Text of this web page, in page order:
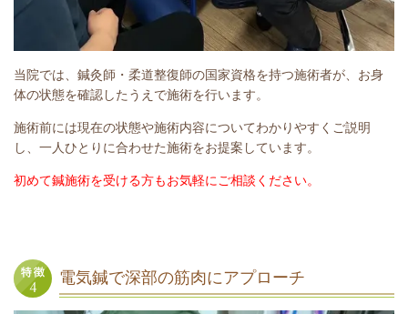
当院では、鍼灸師・柔道整復師の国家資格を持つ施術者が、お身
体の状態を確認したうえで施術を行います。
施術前には現在の状態や施術内容についてわかりやすくご説明
し、一人ひとりに合わせた施術をお提案しています。
初めて鍼施術を受ける方もお気軽にご相談ください。
電気鍼で深部の筋肉にアプローチ